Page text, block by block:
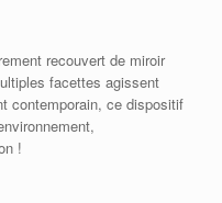
recouvert de miroir
facettes agissent
contemporain, ce dispositif
!